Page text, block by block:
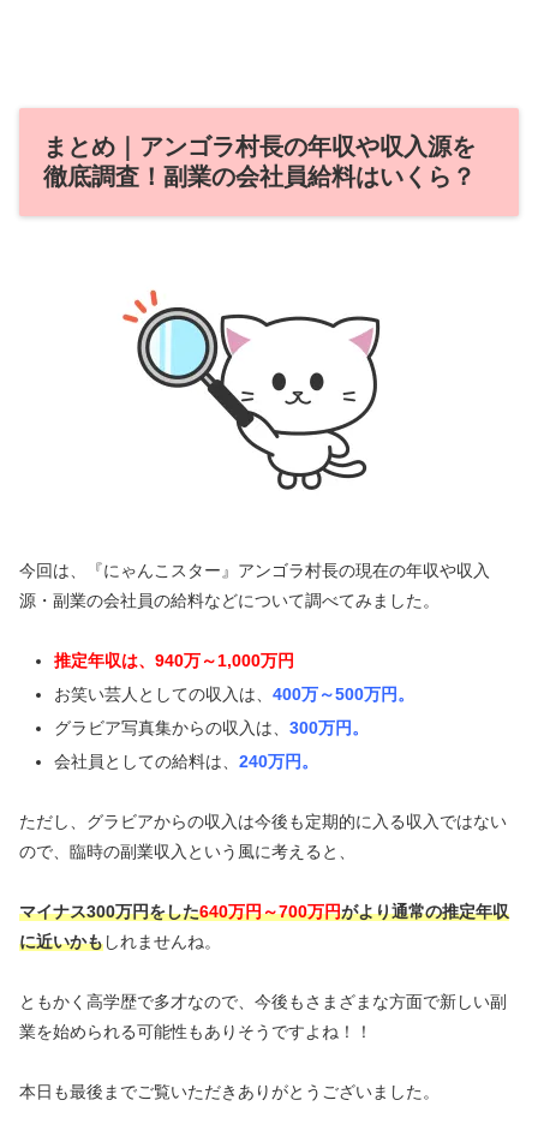
まとめ｜アンゴラ村長の年収や収入源を
徹底調査！副業の会社員給料はいくら？
今回は、『にゃんこスター』アンゴラ村長の現在の年収や収入
源・副業の会社員の給料などについて調べてみました。
推定年収は、940万～1,000万円
お笑い芸人としての収入は、 400万～500万円。
グラビア写真集からの収入は、 300万円。
会社員としての給料は、 240万円。
ただし、グラビアからの収入は今後も定期的に入る収入ではない
ので、臨時の副業収入という風に考えると、
マイナス300万円をした640万円～700万円がより通常の推定年収
に近いかもしれませんね。
ともかく高学歴で多才なので、今後もさまざまな方面で新しい副
業を始められる可能性もありそうですよね！！
本日も最後までご覧いただきありがとうございました。